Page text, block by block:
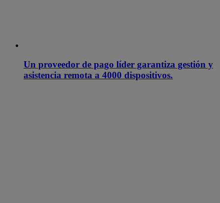
Un proveedor de pago líder garantiza gestión y
asistencia remota a 4000 dispositivos.